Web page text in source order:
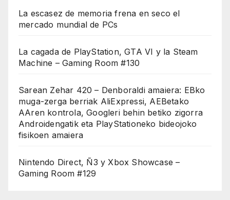
La escasez de memoria frena en seco el
mercado mundial de PCs
La cagada de PlayStation, GTA VI y la Steam
Machine – Gaming Room #130
Sarean Zehar 420 – Denboraldi amaiera: EBko
muga-zerga berriak AliExpressi, AEBetako
AAren kontrola, Googleri behin betiko zigorra
Androidengatik eta PlayStationeko bideojoko
fisikoen amaiera
Nintendo Direct, Ñ3 y Xbox Showcase –
Gaming Room #129